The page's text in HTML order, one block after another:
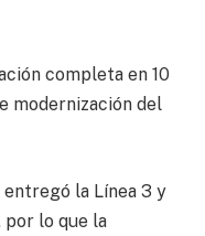
completa en 10
modernización del
la Línea 3 y
por lo que la